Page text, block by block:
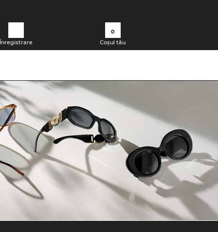
Înregistrare
0
Coșul tău